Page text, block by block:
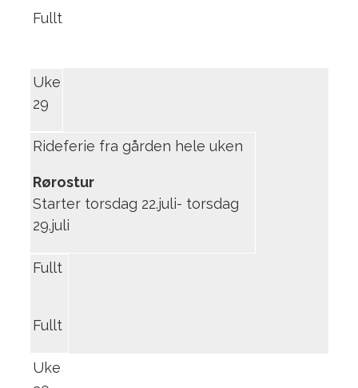
Fullt
Uke
29
Rideferie fra gården hele uken
Rørostur
Starter torsdag 22.juli- torsdag
29.juli
Fullt
Fullt
Uke